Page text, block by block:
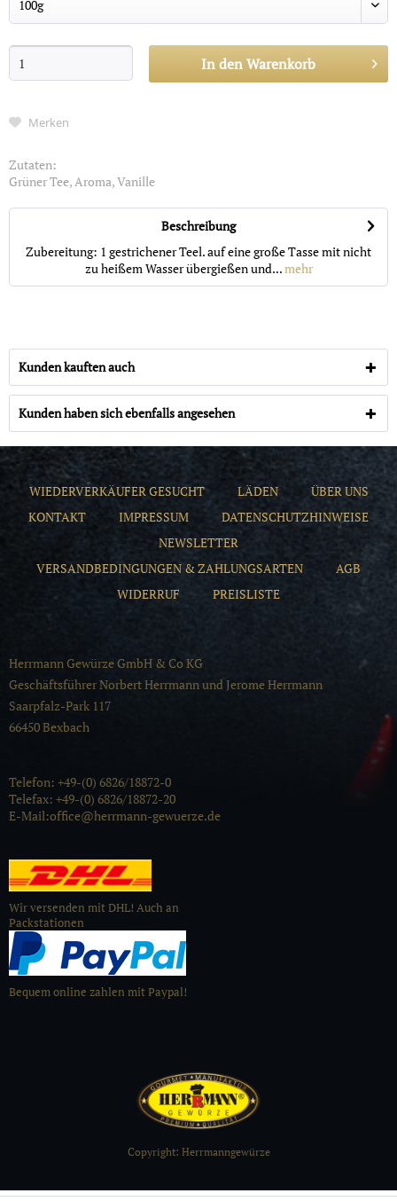
In denWarenkorb
Merken
Zutaten:
Grüner Tee, Aroma, Vanille
Beschreibung
Zubereitung: 1 gestrichener Teel. auf eine große Tasse mit nicht
zu heißem Wasser übergießen und...mehr
Kunden kauften auch
Kunden haben sich ebenfalls angesehen
WIEDERVERKÄUFER GESUCHT LÄDEN
ÜBER UNS
KONTAKT
IMPRESSUM
DATENSCHUTZHINWEISE
NEWSLETTER
VERSANDBEDINGUNGEN & ZAHLUNGSARTEN
AGB
WIDERRUF
PREISLISTE
Herrmann Gewürze GmbH & Co KG
Geschäftsführer Norbert Herrmann und Jerome Herrmann
Saarpfalz-Park 117
66450 Bexbach
Telefon: +49-(0) 6826/18872-0
Telefax: +49-(0) 6826/18872-20
E-Mail:office@herrmann-gewuerze.de
Wir versenden mit DHL! Auch an
Packstationen
Bequem online zahlen mit Paypal!
Copyright: Herrmanngewürze